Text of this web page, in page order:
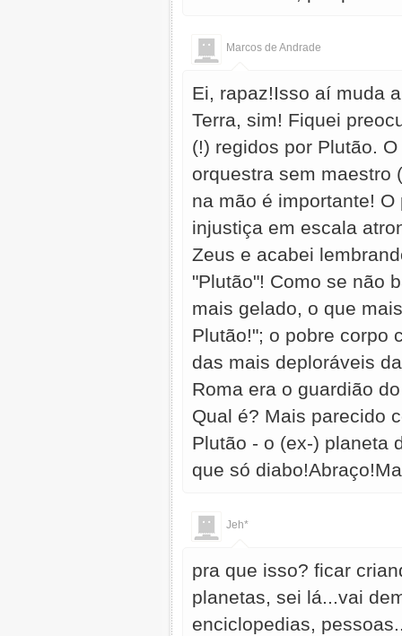
Marcos de Andrade
Ei, rapaz!Isso aí muda
Terra, sim! Fiquei
(!) regidos por Plutão.
orquestra sem maestro
na mão é importante!
injustiça em escala
Zeus e acabei
"Plutão"! Como se não
mais gelado, o que
Plutão!"; o pobre corpo
das mais deploráveis
Roma era o guardião
Qual é? Mais parecido
Plutão - o (ex-) planeta
que só
Jeh*
pra que isso? ficar
planetas, sei lá...vai
enciclopedias,